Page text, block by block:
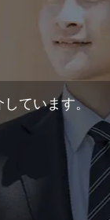
しています。